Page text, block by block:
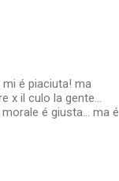
é piaciuta! ma
x il culo la gente...
é giusta... ma é